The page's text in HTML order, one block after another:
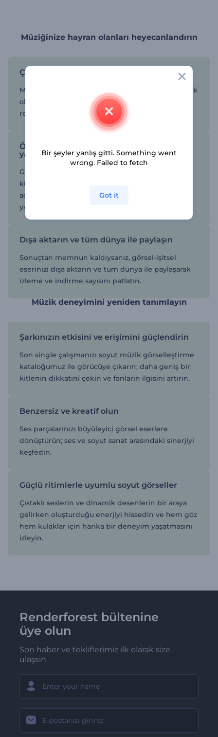
Müziğinize hayran olanları heyecanlandırın
Çok çeşitli stil opsiyonlarından birini seçin
Müziğinizin moduyla eşleşen profesyonel bir içerik
oluşturmak için farklı görselleştirici stilleri ve
renkleri arasından en uygun olanları seçin.
Özelleştirin, rötuşlarını ve önizlemesini
yapın
Görselleştiriciyi kullanıcı dostu editörümüz ile
kişiselleştirin: müzik parçanızı yükleyin, sanatçı
adını girin ve sonucu görmek için önizlemesini
yapın.
Dışa aktarın ve tüm dünya ile paylaşın
Sonuçtan memnun kaldıysanız, görsel-işitsel
eserinizi dışa aktarın ve tüm dünya ile paylaşarak
izleme ve indirme sayısını patlatın.
Müzik deneyimini yeniden tanımlayın
Şarkınızın etkisini ve erişimini güçlendirin
Son single çalışmanızı soyut müzik görselleştirme
kataloğumuz ile görücüye çıkarın; daha geniş bir
kitlenin dikkatini çekin ve fanların ilgisini artırın.
Benzersiz ve kreatif olun
Ses parçalarınızı büyüleyici görsel eserlere
dönüştürün; ses ve soyut sanat arasındaki sinerjiyi
keşfedin.
Güçlü ritimlerle uyumlu soyut görseller
Çıstaklı seslerin ve dinamik desenlerin bir araya
gelirken oluşturduğu enerjiyi hissedin ve hem göz
hem kulaklar için harika bir deneyim yaşatmasını
izleyin.
Renderforest bültenine
üye olun
Son haber ve tekliflerimiz ilk olarak size
ulaşsın
Bir şeyler yanlış gitti. Something went
wrong. Failed to fetch
Got it